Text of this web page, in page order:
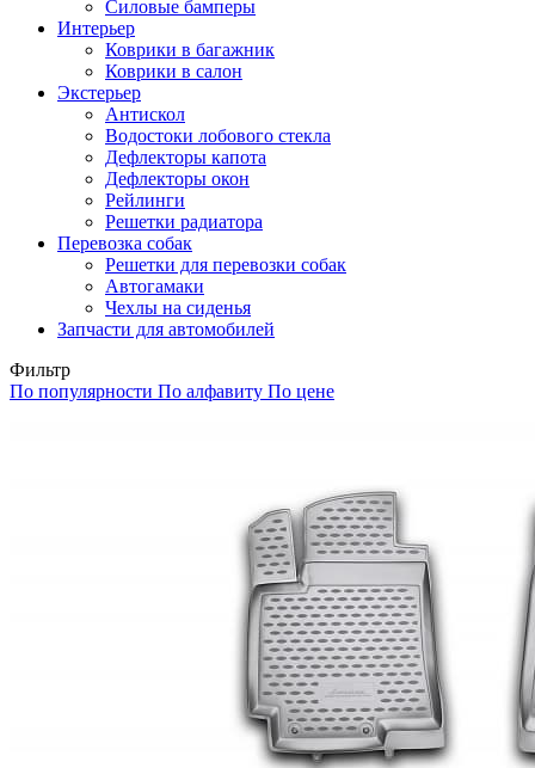
Силовые бамперы
Интерьер
Коврики в багажник
Коврики в салон
Экстерьер
Антискол
Водостоки лобового стекла
Дефлекторы капота
Дефлекторы окон
Рейлинги
Решетки радиатора
Перевозка собак
Решетки для перевозки собак
Автогамаки
Чехлы на сиденья
Запчасти для автомобилей
Фильтр
По популярности По алфавиту По цене